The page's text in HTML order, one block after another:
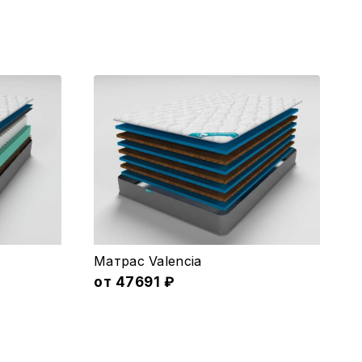
Этот
товар
Матрас Valencia
от 47691 ₽